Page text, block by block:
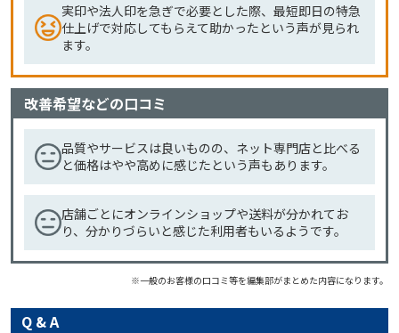
実印や法人印を急ぎで必要とした際、最短即日の特急
仕上げで対応してもらえて助かったという声が見られ
ます。
改善希望などの口コミ
品質やサービスは良いものの、ネット専門店と比べる
と価格はやや高めに感じたという声もあります。
店舗ごとにオンラインショップや送料が分かれてお
り、分かりづらいと感じた利用者もいるようです。
※一般のお客様の口コミ等を編集部がまとめた内容になります。
Q & A